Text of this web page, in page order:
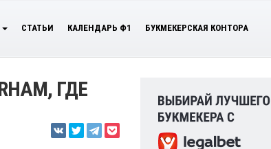
СТАТЬИ КАЛЕНДАРЬ Ф1 БУКМЕКЕРСКАЯ КОНТОРА
ГДЕ